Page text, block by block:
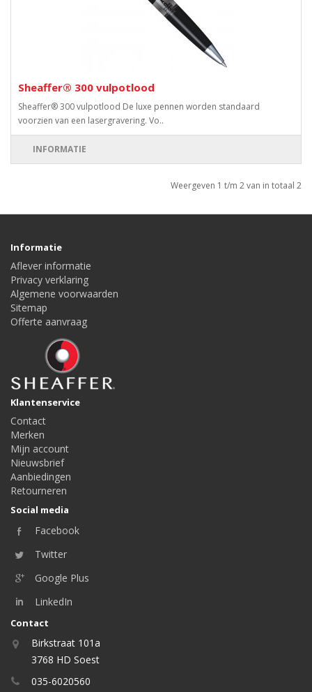
Sheaffer® 300 vulpotlood
Sheaffer® 300 vulpotlood De luxe pennen worden standaard
voorzien van een lasergravering. Vo..
INFORMATIE
Weergeven 1 t/m 2 van in totaal 2
Informatie
Aflever informatie
Privacy verklaring
Algemene voorwaarden
Sitemap
Offerte aanvraag
Klantenservice
Contact
Merken
Mijn account
Nieuwsbrief
Aanbiedingen
Retourneren
Social media
Facebook
Twitter
Google Plus
LinkedIn
Contact
Birkstraat 101a
3768 HD Soest
035-6020560